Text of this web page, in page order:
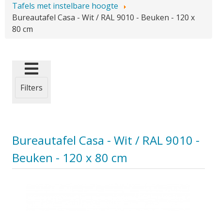
Tafels met instelbare hoogte
Bureautafel Casa - Wit / RAL 9010 - Beuken - 120 x
80 cm
Filters
Bureautafel Casa - Wit / RAL 9010 -
Beuken - 120 x 80 cm